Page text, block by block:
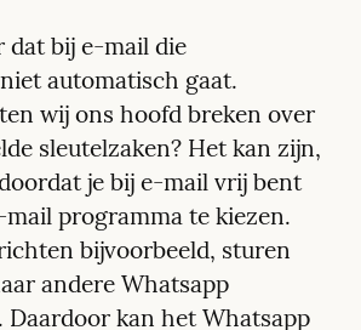
dat bij e-mail die
automatisch gaat.
wij ons hoofd breken over
sleutelzaken? Het kan zijn,
je bij e-mail vrij bent
programma te kiezen.
bijvoorbeeld, sturen
andere Whatsapp
Daardoor kan het Whatsapp